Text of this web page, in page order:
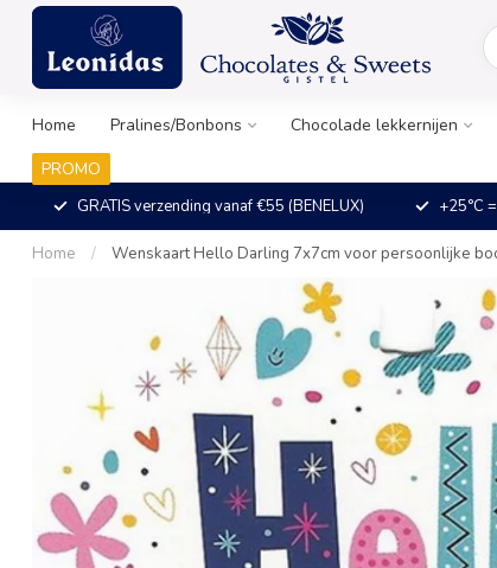
Home Pralines/Bonbons Chocolade lekkernijen
PROMO
GRATIS verzending vanaf €55 (BENELUX) +25°C
Home / Wenskaart Hello Darling 7x7cm voor persoonlijke